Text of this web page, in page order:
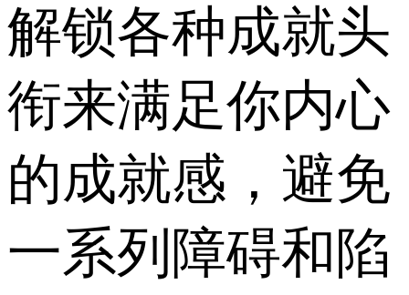
解锁各种成就头
衔来满足你内心
的成就感，避免
一系列障碍和陷